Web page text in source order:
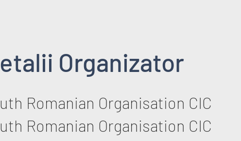
Organizator
Romanian Organisation CIC
Romanian Organisation CIC